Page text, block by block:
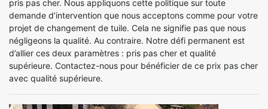
pris pas cher. Nous appliquons cette politique sur toute
demande d’intervention que nous acceptons comme pour votre
projet de changement de tuile. Cela ne signifie pas que nous
négligeons la qualité. Au contraire. Notre défi permanent est
d’allier ces deux paramètres : pris pas cher et qualité
supérieure. Contactez-nous pour bénéficier de ce prix pas cher
avec qualité supérieure.